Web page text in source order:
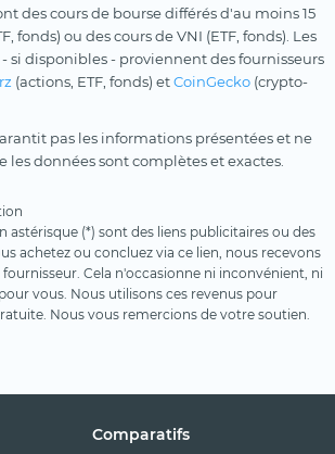
des cours de bourse différés d'au moins 15
fonds) ou des cours de VNI (ETF, fonds). Les
si disponibles - proviennent des fournisseurs
(actions, ETF, fonds) etCoinGecko (crypto-
pas les informations présentées et ne
les données sont complètes et exactes.
astérisque (*) sont des liens publicitaires ou des
achetez ou concluez via ce lien, nous recevons
Cela n'occasionne ni inconvénient, ni
vous. Nous utilisons ces revenus pour
Nous vous remercions de votre soutien.
Comparatifs